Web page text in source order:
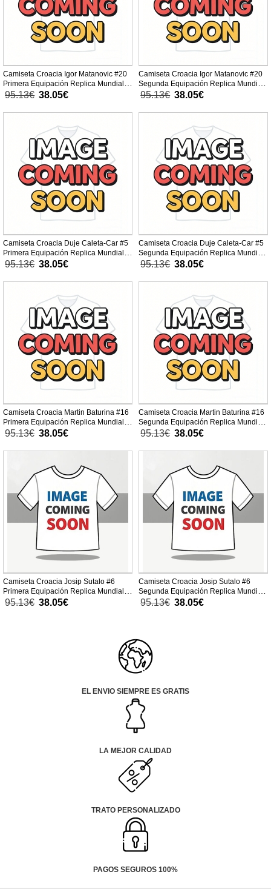
Camiseta Croacia Igor Matanovic #20
Primera Equipación Replica Mundial
2026 para mujer mangas cortas
95.13€ 38.05€
Camiseta Croacia Igor Matanovic #20
Segunda Equipación Replica Mundial
2026 para mujer mangas cortas
95.13€ 38.05€
Camiseta Croacia Duje Caleta-Car #5
Primera Equipación Replica Mundial
2026 para mujer mangas cortas
95.13€ 38.05€
Camiseta Croacia Duje Caleta-Car #5
Segunda Equipación Replica Mundial
2026 para mujer mangas cortas
95.13€ 38.05€
Camiseta Croacia Martin Baturina #16
Primera Equipación Replica Mundial
2026 para mujer mangas cortas
95.13€ 38.05€
Camiseta Croacia Martin Baturina #16
Segunda Equipación Replica Mundial
2026 para mujer mangas cortas
95.13€ 38.05€
Camiseta Croacia Josip Sutalo #6
Primera Equipación Replica Mundial
2026 para mujer mangas cortas
95.13€ 38.05€
Camiseta Croacia Josip Sutalo #6
Segunda Equipación Replica Mundial
2026 para mujer mangas cortas
95.13€ 38.05€
EL ENVIO SIEMPRE ES GRATIS
LA MEJOR CALIDAD
TRATO PERSONALIZADO
PAGOS SEGUROS 100%